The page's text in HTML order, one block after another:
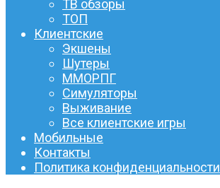
ТВ обзоры
ТОП
Клиентские
Экшены
Шутеры
ММОРПГ
Симуляторы
Выживание
Все клиентские игры
Мобильные
Контакты
Политика конфиденциальности